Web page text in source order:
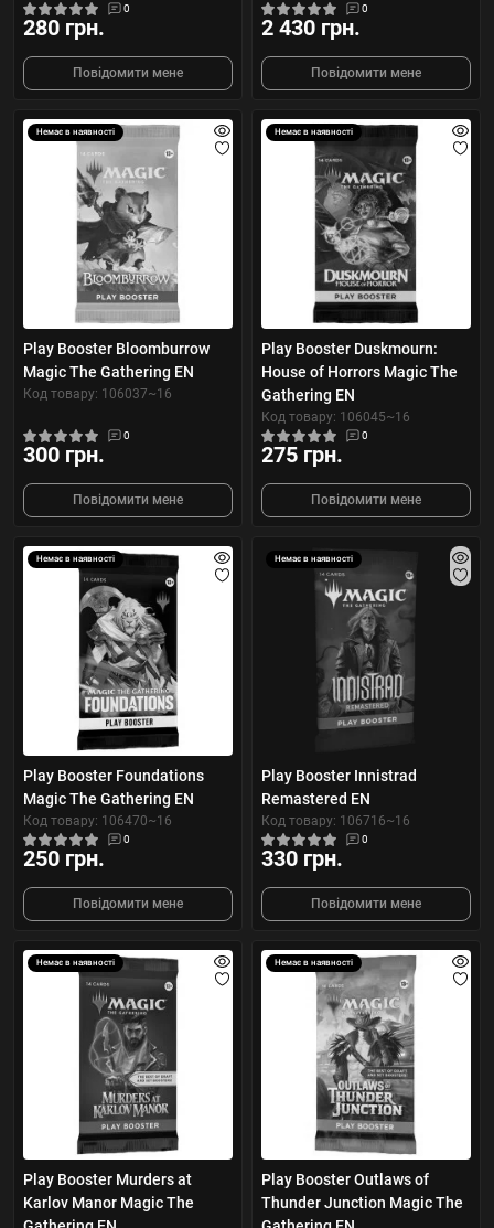
0
280 грн.
Повідомити мене
0
2 430 грн.
Повідомити мене
Немає в наявності
Play Booster Bloomburrow
Magic The Gathering EN
Код товару: 106037~16
0
300 грн.
Повідомити мене
Немає в наявності
Play Booster Duskmourn:
House of Horrors Magic The
Gathering EN
Код товару: 106045~16
0
275 грн.
Повідомити мене
Немає в наявності
Play Booster Foundations
Magic The Gathering EN
Код товару: 106470~16
0
250 грн.
Повідомити мене
Немає в наявності
Play Booster Innistrad
Remastered EN
Код товару: 106716~16
0
330 грн.
Повідомити мене
Немає в наявності
Play Booster Murders at
Karlov Manor Magic The
Немає в наявності
Play Booster Outlaws of
Thunder Junction Magic The